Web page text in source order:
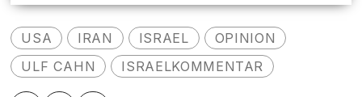
USA IRAN ISRAEL
OPINION
ULF CAHN
ISRAELKOMMENTAR